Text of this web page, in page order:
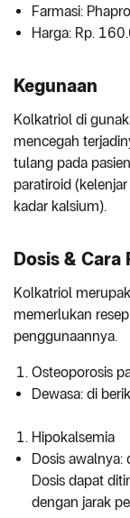
Farmasi:
Harga: Rp.
Kegunaan
Kolkatriol di
mencegah
tulang pada
paratiroid
kadar kalsium).
Dosis & Cara
Kolkatriol
memerlukan
penggunaannya.
Osteoporosis
Dewasa: di
Hipokalsemia
Dosis awalnya:
Dosis dapat
dengan jarak